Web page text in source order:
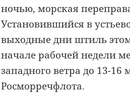
ночью, морская
Установившийся в
выходные дни штиль
начале рабочей недели
западного ветра до 13-
Росморречфлота.